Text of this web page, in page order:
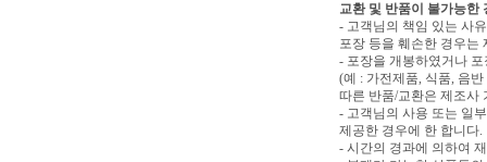
교환 및 반품이 불가능한
- 고객님의 책임 있는 사
포장 등을 훼손한 경우는
- 포장을 개봉하였거나
(예 : 가전제품, 식품, 음
따른 반품/교환은 제조사
- 고객님의 사용 또는 일
제공한 경우에 한 합니다.
- 시간의 경과에 의하여